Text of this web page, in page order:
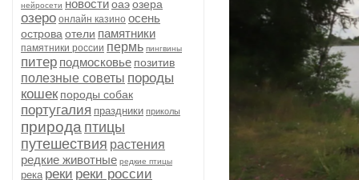
нейросети новостиоаэозера
озеро онлайн казино осень
острова отели памятники
памятники россии пермь пингвины
питер подмосковье позитив
полезные советы породы
кошек породы собак
португалия праздники приколы
природа птицы
путешествия растения
редкие животные редкие птицы
река реки реки россии